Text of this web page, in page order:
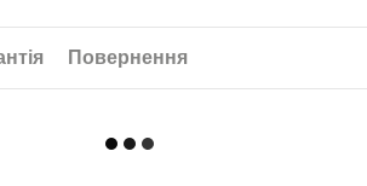
Повернення